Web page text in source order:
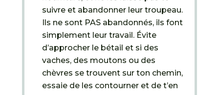
suivre et abandonner leur troupeau.
Ils ne sont PAS abandonnés, ils font
simplement leur travail. Évite
d’approcher le bétail et si des
vaches, des moutons ou des
chèvres se trouvent sur ton chemin,
essaie de les contourner et de t’en